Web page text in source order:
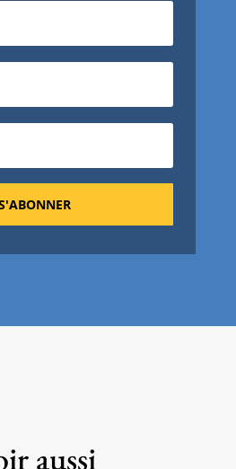
aussi